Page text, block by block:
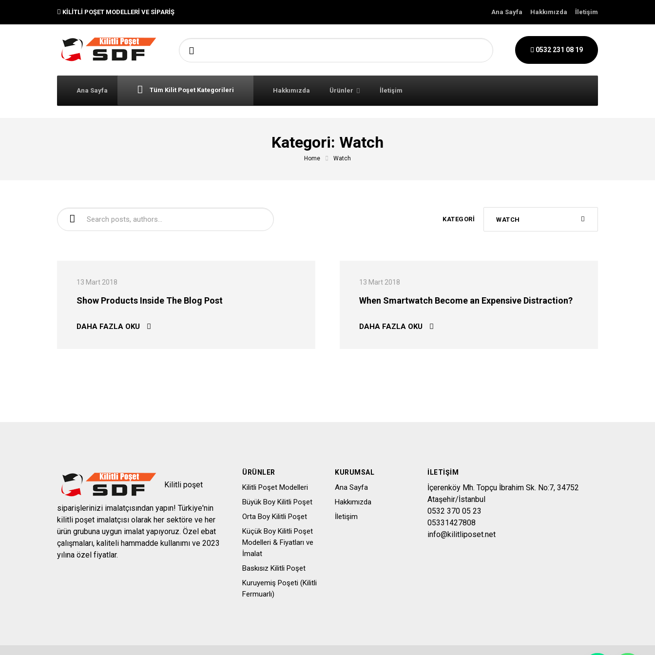
KILITLI POŞET MODELLERI VE SIPARIŞ Ana Sayfa Hakkımızda İletişim
Şunu ara: 0532 231 08 19
Ana Sayfa Tüm Kilit Poşet Kategorileri Hakkımızda Ürünler İletişim
Kategori: Watch
Home Watch
Şunu ara: KATEGORI WATCH
13 Mart 2018
Show Products Inside The Blog Post
DAHA FAZLA OKU SHOW PRODUCTS INSIDE THE BLOG POST
13 Mart 2018
When Smartwatch Become an Expensive Distraction?
DAHA FAZLA OKU WHEN SMARTWATCH BECOME AN EXPENSIVE DISTRACTION?
Kilitli poşet
siparişlerinizi imalatçısından yapın! Türkiye'nin
kilitli poşet imalatçısı olarak her sektöre ve her
ürün grubuna uygun imalat yapıyoruz. Özel ebat
çalışmaları, kaliteli hammadde kullanımı ve 2023
yılına özel fiyatlar.
ÜRÜNLER
Kilitli Poşet Modelleri
Büyük Boy Kilitli Poşet
Orta Boy Kilitli Poşet
Küçük Boy Kilitli Poşet
Modelleri & Fiyatları ve
İmalat
Baskısız Kilitli Poşet
Kuruyemiş Poşeti (Kilitli
Fermuarlı)
KURUMSAL
Ana Sayfa
Hakkımızda
İletişim
İLETIŞIM
İçerenköy Mh. Topçu İbrahim Sk. No:7, 34752
Ataşehir/İstanbul
0532 370 05 23
05331427808
info@kilitliposet.net